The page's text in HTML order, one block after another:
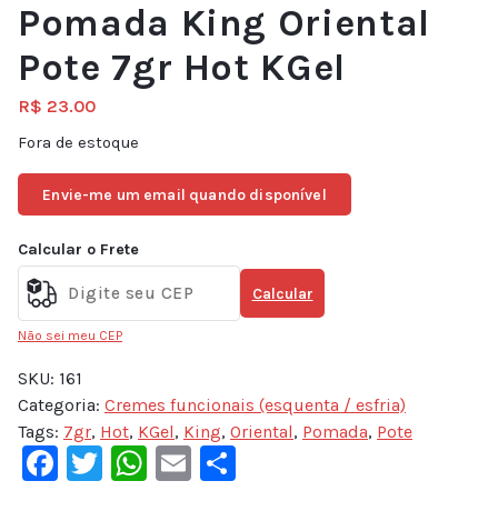
Pomada King Oriental
Pote 7gr Hot KGel
R$ 23.00
Fora de estoque
Envie-me um email quando disponível
Calcular o Frete
Calcular
Não sei meu CEP
SKU: 161
Categoria: Cremes funcionais (esquenta / esfria)
Tags: 7gr, Hot, KGel, King, Oriental, Pomada, Pote
Facebook
Twitter
WhatsApp
Email